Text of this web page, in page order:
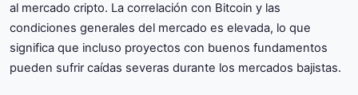
al mercado cripto. La correlación con Bitcoin y las
condiciones generales del mercado es elevada, lo que
significa que incluso proyectos con buenos fundamentos
pueden sufrir caídas severas durante los mercados bajistas.